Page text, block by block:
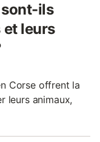
sont-ils
et leurs
Corse offrent la
leurs animaux,